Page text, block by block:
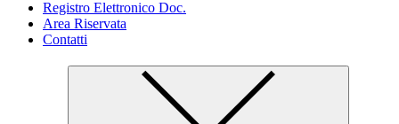
Registro Elettronico Doc.
Area Riservata
Contatti